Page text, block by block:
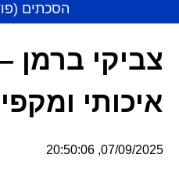
הסכתים
צביקי ברמן
איכותי
07/09/2025, 20:50:06